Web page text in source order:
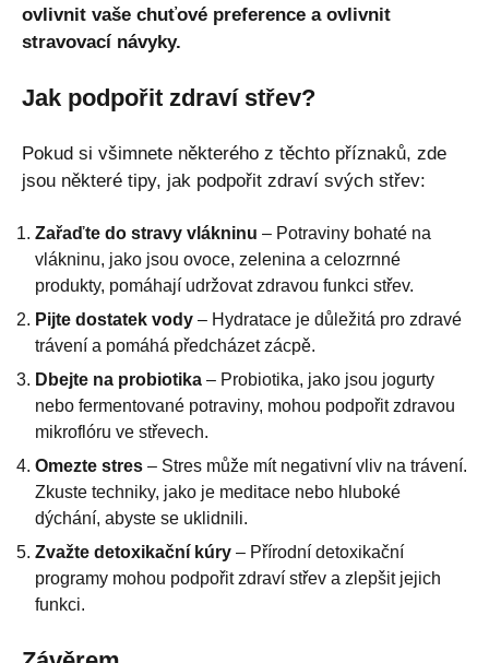
ovlivnit vaše chuťové preference a ovlivnit
stravovací návyky.
Jak podpořit zdraví střev?
Pokud si všimnete některého z těchto příznaků, zde
jsou některé tipy, jak podpořit zdraví svých střev:
Zařaďte do stravy vlákninu – Potraviny bohaté na
vlákninu, jako jsou ovoce, zelenina a celozrnné
produkty, pomáhají udržovat zdravou funkci střev.
Pijte dostatek vody – Hydratace je důležitá pro zdravé
trávení a pomáhá předcházet zácpě.
Dbejte na probiotika – Probiotika, jako jsou jogurty
nebo fermentované potraviny, mohou podpořit zdravou
mikroflóru ve střevech.
Omezte stres – Stres může mít negativní vliv na trávení.
Zkuste techniky, jako je meditace nebo hluboké
dýchání, abyste se uklidnili.
Zvažte detoxikační kúry – Přírodní detoxikační
programy mohou podpořit zdraví střev a zlepšit jejich
funkci.